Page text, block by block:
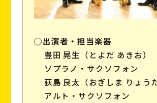
◯出演者・担当楽器
豊田 晃生（とよだ あきお）
ソプラノ・サクソフォン
荻島 良太（おぎしま りょうた
アルト・サクソフォン